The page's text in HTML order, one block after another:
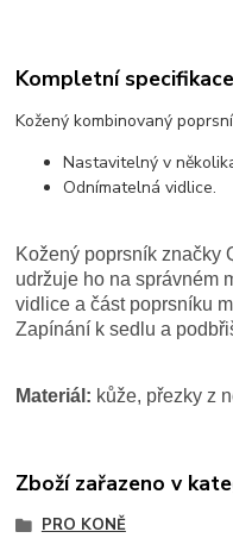
Kompletní specifikace
Kožený kombinovaný
Nastavitelný v
Odnímatelná vidlice.
Kožený poprsník značky
udržuje ho na správném
vidlice a část poprsníku
Zapínání k sedlu a
Materiál: kůže, přezky z
Zboží zařazeno v
PRO KONĚ